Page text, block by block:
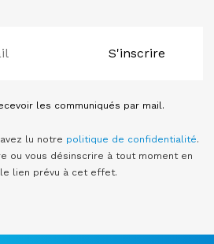
S'inscrire
les communiqués par mail.
lu notre politique de confidentialité.
ou vous désinscrire à tout moment en
lien prévu à cet effet.